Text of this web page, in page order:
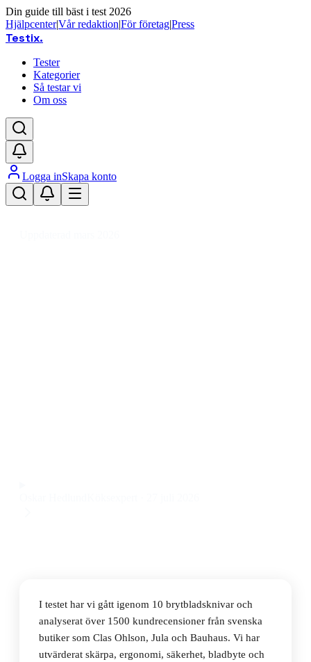
Din guide till bäst i test 2026
Hjälpcenter|Vår redaktion|För företag|Press
Testix.
Tester
Kategorier
Så testar vi
Om oss
Logga inSkapa konto
I testet har vi gått igenom 10 brytbladsknivar och
analyserat över 1500 kundrecensioner från svenska
butiker som Clas Ohlson, Jula och Bauhaus. Vi har
utvärderat skärpa, ergonomi, säkerhet, bladbyte och